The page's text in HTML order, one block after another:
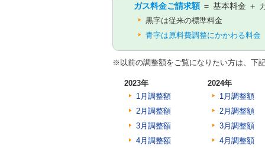
ガス料金ご請求額＝ 基本料金 ＋
黒字は従来の標準料金
青字は原料費調整にかかわる料金
※以前の調整額をご覧になりたい方は、下
2023年
1月調整額
2月調整額
3月調整額
4月調整額
2024年
1月調整額
2月調整額
3月調整額
4月調整額